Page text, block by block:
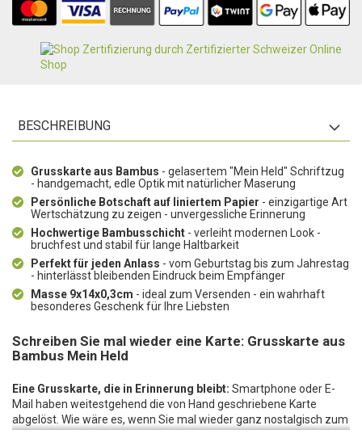
BESCHREIBUNG
Grusskarte aus Bambus - gelasertem "Mein Held" Schriftzug
- handgemacht, edle Optik mit natürlicher Maserung
Persönliche Botschaft auf liniertem Papier - einzigartige Art
Wertschätzung zu zeigen - unvergessliche Erinnerung
Hochwertige Bambusschicht - verleiht modernen Look -
bruchfest und stabil für lange Haltbarkeit
Perfekt für jeden Anlass - vom Geburtstag bis zum Jahrestag
- hinterlässt bleibenden Eindruck beim Empfänger
Masse 9x14x0,3cm - ideal zum Versenden - ein wahrhaft
besonderes Geschenk für Ihre Liebsten
Schreiben Sie mal wieder eine Karte: Grusskarte aus
Bambus Mein Held
Eine Grusskarte, die in Erinnerung bleibt: Smartphone oder E-
Mail haben weitestgehend die von Hand geschriebene Karte
abgelöst. Wie wäre es, wenn Sie mal wieder ganz nostalgisch zum